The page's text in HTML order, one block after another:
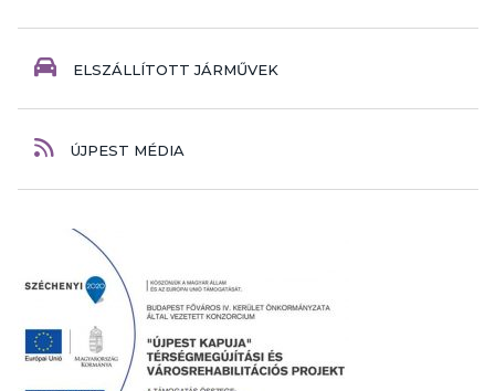
ELSZÁLLÍTOTT JÁRMŰVEK
ÚJPEST MÉDIA